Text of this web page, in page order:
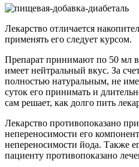
Лекарство отличается
применять его следует курсом.
Препарат принимают по 50 мл
имеет нейтральный вкус. За
полностью натуральным, не
суток его принимать и
сам решает, как долго пить
Лекарство противопоказано
непереносимости его
непереносимости йода. Также
пациенту противопоказано